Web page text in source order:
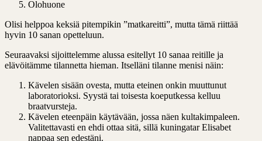
Olohuone
Olisi helppoa keksiä pitempikin ”matkareitti”, mutta tämä riittää
hyvin 10 sanan opetteluun.
Seuraavaksi sijoittelemme alussa esitellyt 10 sanaa reitille ja
elävöitämme tilannetta hieman. Itselläni tilanne menisi näin:
Kävelen sisään ovesta, mutta eteinen onkin muuttunut
laboratorioksi. Syystä tai toisesta koeputkessa kelluu
braatvursteja.
Kävelen eteenpäin käytävään, jossa näen kultakimpaleen.
Valitettavasti en ehdi ottaa sitä, sillä kuningatar Elisabet
nappaa sen edestäni.